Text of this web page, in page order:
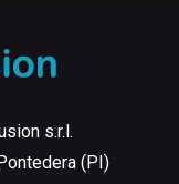
s.r.l.
(PI)